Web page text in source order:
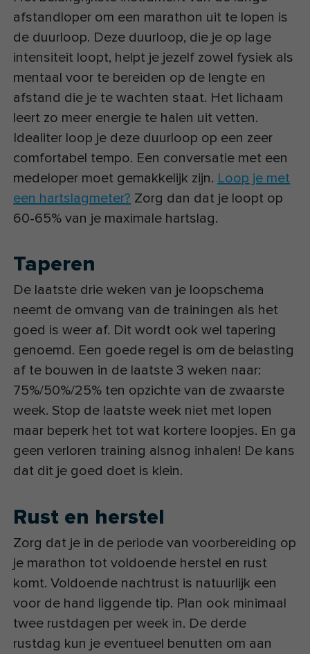
afstandloper om een marathon uit te lopen is
de duurloop. Deze duurloop, die je op lage
intensiteit loopt, helpt je jezelf zowel fysiek als
mentaal voor te bereiden op de lengte en
afstand die je te wachten staat. Het lichaam
leert zo meer energie te halen uit vetten.
Idealiter loop je deze duurloop op een zeer
comfortabel tempo. Een conversatie met een
medeloper moet gemakkelijk zijn. Loop je met
een hartslagmeter? Zorg dan dat je loopt op
60-65% van je maximale hartslag.
Taperen
De laatste drie weken van je loopschema
neemt de omvang van de trainingen als het
goed is weer af. Dit wordt ook wel tapering
genoemd. Een goede regel is om de belasting
af te bouwen in de laatste 3 weken naar:
75%/50%/25% ten opzichte van de zwaarste
week. Stop de laatste week niet met lopen
maar beperk het tot wat kortere loopjes. En ga
geen verloren training alsnog inhalen! De kans
dat dit je goed doet is klein.
Rust en herstel
Zorg dat je in de periode van voorbereiding op
je marathon tot voldoende herstel en rust
komt. Voldoende nachtrust is natuurlijk een
voor de hand liggende tip. Plan ook minimaal
twee rustdagen per week in. De derde
rustdag kun je eventueel benutten om aan